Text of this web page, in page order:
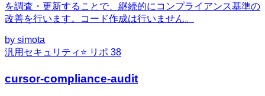
を調査・更新することで、継続的にコンプライアンス基準の
改善を行います。コード作成は行いません。
by simota
汎用 セキュリティ ⭐ リポ 38
cursor-compliance-audit